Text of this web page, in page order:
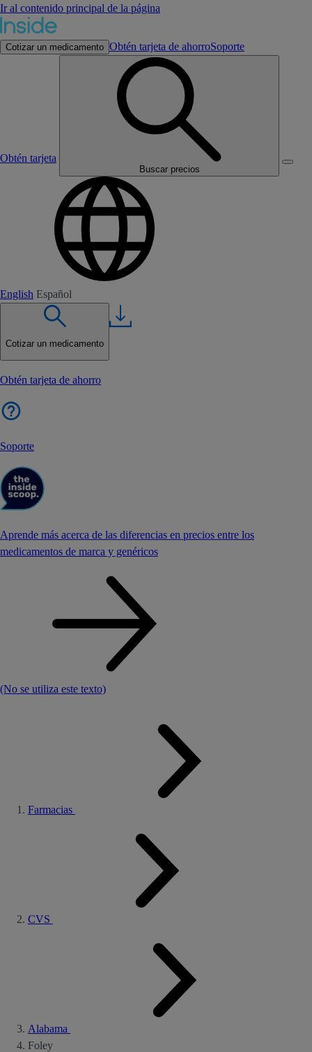
Ir al contenido principal de la página
Cotizar un medicamento Obtén tarjeta de ahorroSoporte
Obtén tarjeta
Buscar precios
English Español
Cotizar un medicamento
Obtén tarjeta de ahorro
Soporte
Aprende más acerca de las diferencias en precios entre los
medicamentos de marca y genéricos
(No se utiliza este texto)
Farmacias
CVS
Alabama
Foley